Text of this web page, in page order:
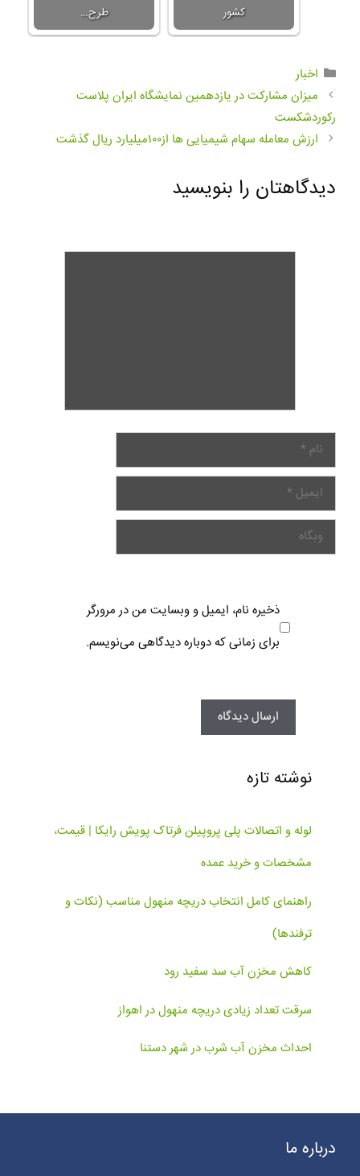
طرح… کشور
اخبار
میزان مشارکت در یازدهمین نمایشگاه ایران پلاست
رکوردشکست
ارزش معامله سهام شیمیایی ها از۱۰۰میلیارد ریال گذشت
دیدگاهتان را بنویسید
ذخیره نام، ایمیل و وبسایت من در مرورگر
برای زمانی که دوباره دیدگاهی می‌نویسم.
نوشته تازه
لوله و اتصالات پلی پروپیلن فرتاک پویش رایکا | قیمت،
مشخصات و خرید عمده
راهنمای کامل انتخاب دریچه منهول مناسب (نکات و
ترفندها)
کاهش مخزن آب سد سفید رود
سرقت تعداد زیادی دریچه منهول در اهواز
احداث مخزن آب شرب در شهر دستنا
درباره ما